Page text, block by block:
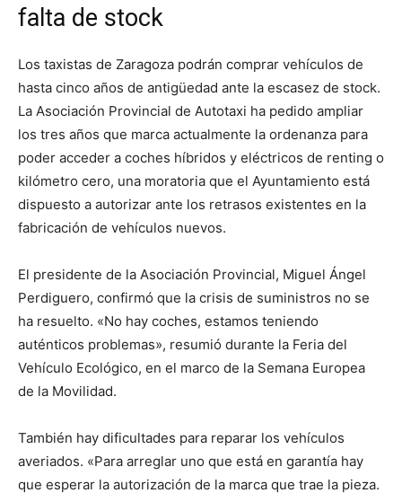
falta de stock
Los taxistas de Zaragoza podrán comprar vehículos de
hasta cinco años de antigüedad ante la escasez de stock.
La Asociación Provincial de Autotaxi ha pedido ampliar
los tres años que marca actualmente la ordenanza para
poder acceder a coches híbridos y eléctricos de renting o
kilómetro cero, una moratoria que el Ayuntamiento está
dispuesto a autorizar ante los retrasos existentes en la
fabricación de vehículos nuevos.
El presidente de la Asociación Provincial, Miguel Ángel
Perdiguero, confirmó que la crisis de suministros no se
ha resuelto. «No hay coches, estamos teniendo
auténticos problemas», resumió durante la Feria del
Vehículo Ecológico, en el marco de la Semana Europea
de la Movilidad.
También hay dificultades para reparar los vehículos
averiados. «Para arreglar uno que está en garantía hay
que esperar la autorización de la marca que trae la pieza.